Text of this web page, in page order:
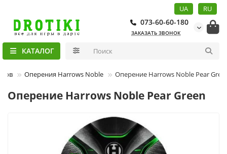
UA RU
073-60-60-180
ЗАКАЗАТЬ ЗВОНОК
КАТАЛОГ
Оперения Harrows Noble Оперение Harrows Noble Pear
Оперение Harrows Noble Pear Green